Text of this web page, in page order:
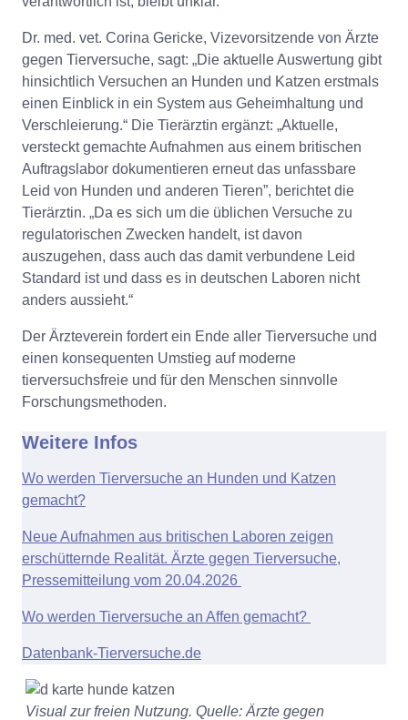
Dr. med. vet. Corina Gericke, Vizevorsitzende von Ärzte
gegen Tierversuche, sagt: „Die aktuelle Auswertung gibt
hinsichtlich Versuchen an Hunden und Katzen erstmals
einen Einblick in ein System aus Geheimhaltung und
Verschleierung.“ Die Tierärztin ergänzt: „Aktuelle,
versteckt gemachte Aufnahmen aus einem britischen
Auftragslabor dokumentieren erneut das unfassbare
Leid von Hunden und anderen Tieren”, berichtet die
Tierärztin. „Da es sich um die üblichen Versuche zu
regulatorischen Zwecken handelt, ist davon
auszugehen, dass auch das damit verbundene Leid
Standard ist und dass es in deutschen Laboren nicht
anders aussieht.“
Der Ärzteverein fordert ein Ende aller Tierversuche und
einen konsequenten Umstieg auf moderne
tierversuchsfreie und für den Menschen sinnvolle
Forschungsmethoden.
Weitere Infos
Wo werden Tierversuche an Hunden und Katzen
gemacht?
Neue Aufnahmen aus britischen Laboren zeigen
erschütternde Realität. Ärzte gegen Tierversuche,
Pressemitteilung vom 20.04.2026
Wo werden Tierversuche an Affen gemacht?
Datenbank-Tierversuche.de
Visual zur freien Nutzung. Quelle: Ärzte gegen